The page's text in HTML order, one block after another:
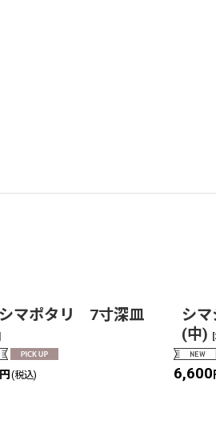
マポタリ 7寸深皿
円 (税込)
シ
(中) [
6,600